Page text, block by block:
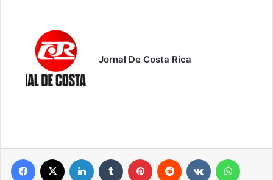
Jornal De Costa Rica
Facebook Linkedin Tumblr Pinterest Reddit